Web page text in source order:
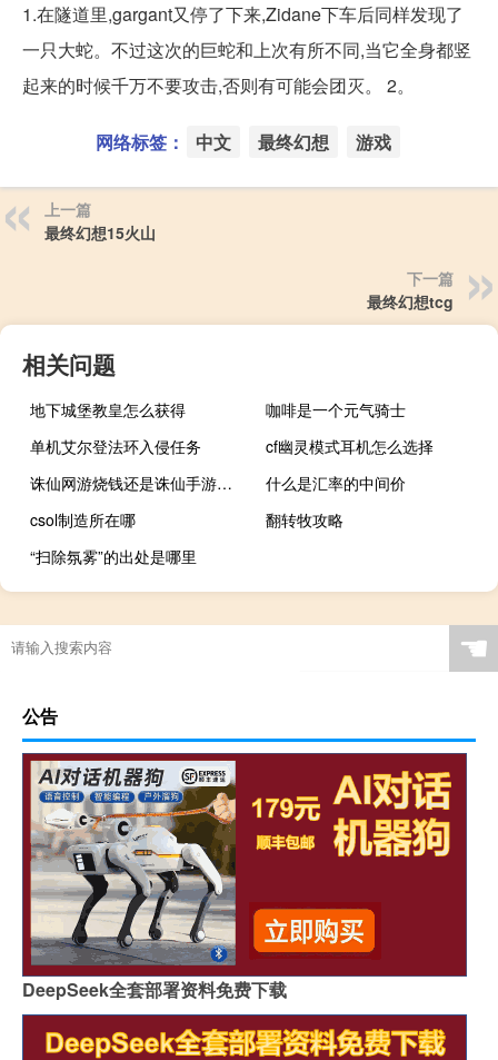
1.在隧道里,gargant又停了下来,Zidane下车后同样发现了
一只大蛇。不过这次的巨蛇和上次有所不同,当它全身都竖
起来的时候千万不要攻击,否则有可能会团灭。 2。
网络标签： 中文 最终幻想 游戏
上一篇
最终幻想15火山
下一篇
最终幻想tcg
相关问题
地下城堡教皇怎么获得
咖啡是一个元气骑士
单机艾尔登法环入侵任务
cf幽灵模式耳机怎么选择
诛仙网游烧钱还是诛仙手游烧钱
什么是汇率的中间价
csol制造所在哪
翻转牧攻略
“扫除氛雾”的出处是哪里
☚
公告
DeepSeek全套部署资料免费下载